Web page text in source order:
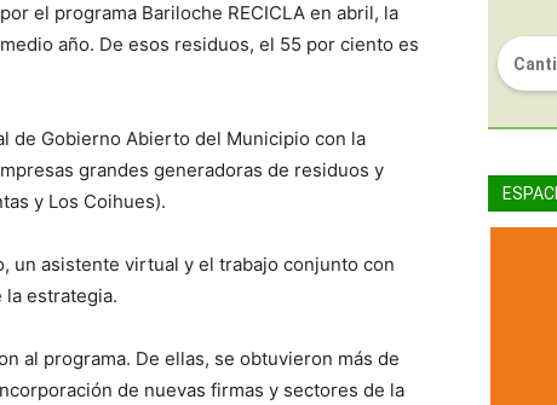
el programa Bariloche RECICLA en abril, la
año. De esos residuos, el 55 por ciento es
de Gobierno Abierto del Municipio con la
grandes generadoras de residuos y
y Los Coihues).
un asistente virtual y el trabajo conjunto con
la estrategia.
al programa. De ellas, se obtuvieron más de
de nuevas firmas y sectores de la